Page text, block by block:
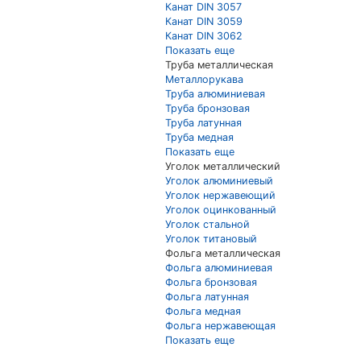
Канат DIN 3057
Канат DIN 3059
Канат DIN 3062
Показать еще
Труба металлическая
Металлорукава
Труба алюминиевая
Труба бронзовая
Труба латунная
Труба медная
Показать еще
Уголок металлический
Уголок алюминиевый
Уголок нержавеющий
Уголок оцинкованный
Уголок стальной
Уголок титановый
Фольга металлическая
Фольга алюминиевая
Фольга бронзовая
Фольга латунная
Фольга медная
Фольга нержавеющая
Показать еще